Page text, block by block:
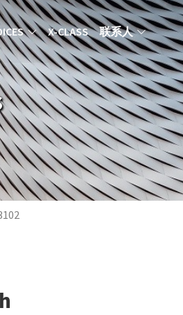
ZH X-CLASS 联系人